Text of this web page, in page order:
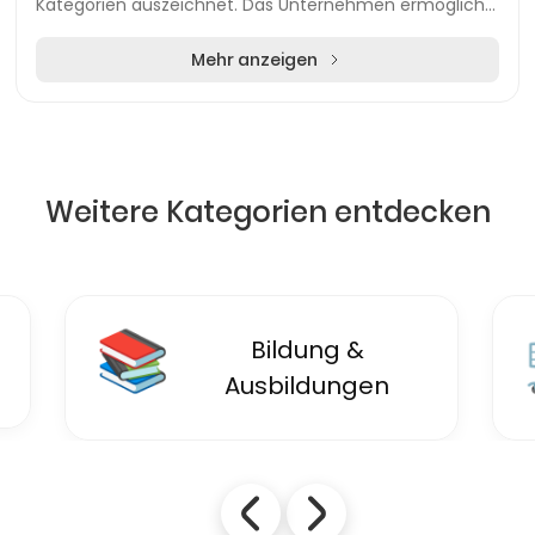
Kategorien auszeichnet. Das Unternehmen ermöglicht
Mehr anzeigen
Weitere Kategorien entdecken
🛒
Einzelhandel &
Einkaufen